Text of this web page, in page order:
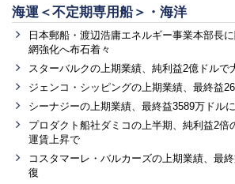
海運＜不定期専用船＞・海洋
日本郵船・渡辺浩庸エネルギー事業本部長
網強化へ布石着々
スターバルクの上期業績、純利益2億ドルで
ジェンコ・シッピングの上期業績、最終益
シーナジーの上期業績、最終益3589万ドル
プロダクト船社ダミコの上半期、純利益2倍
運賃上昇で
コスタマーレ・バルカーズの上期業績、最
復